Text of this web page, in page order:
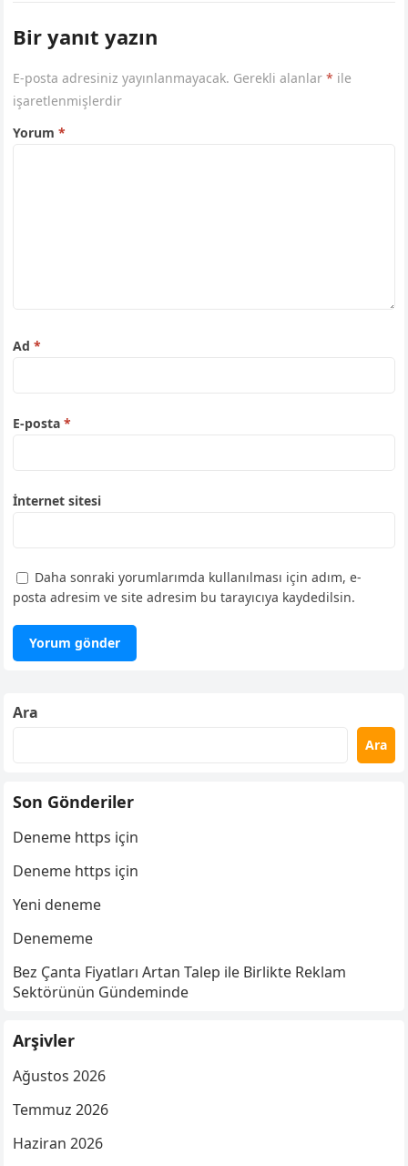
Bir yanıt yazın
E-posta adresiniz yayınlanmayacak. Gerekli alanlar* ile
işaretlenmişlerdir
Yorum*
Ad*
E-posta*
İnternet sitesi
Daha sonraki yorumlarımda kullanılması için adım, e-
posta adresim ve site adresim bu tarayıcıya kaydedilsin.
Ara
Ara
Son Gönderiler
Deneme https için
Deneme https için
Yeni deneme
Denememe
Bez Çanta Fiyatları Artan Talep ile Birlikte Reklam
Sektörünün Gündeminde
Arşivler
Ağustos 2026
Temmuz 2026
Haziran 2026